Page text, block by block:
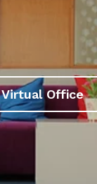
Virtual Office